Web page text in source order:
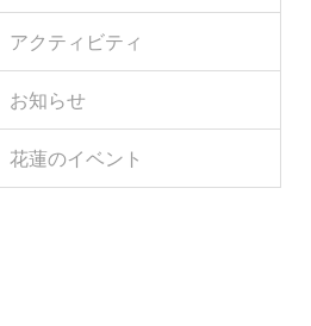
アクティビティ
お知らせ
花蓮のイベント